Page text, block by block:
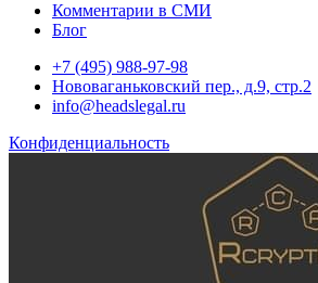
Комментарии в СМИ
Блог
+7 (495) 988-97-98
Нововаганьковский пер., д.9, стр.2
info@headslegal.ru
Конфиденциальность